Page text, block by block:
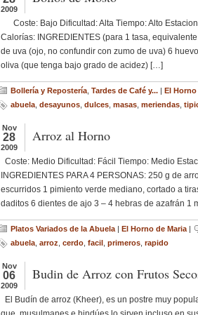
2009
Coste: Bajo Dificultad: Alta Tiempo: Alto
Calorías: INGREDIENTES (para 1 tasa,
de uva (ojo, no confundir con zumo de uva) 6
oliva (que tenga bajo grado de acidez) […]
Bollería y Repostería Tardes de Café y... | El Horno
abuela desayunos dulces masas meriendas
Nov
28
2009
Arroz al Horno
Coste: Medio Dificultad: Fácil Tiempo: Medio
INGREDIENTES PARA 4 PERSONAS: 250 g de
escurridos 1 pimiento verde mediano, cortado a
daditos 6 dientes de ajo 3 – 4 hebras de azafrán 1
Platos Variados de la Abuela | El Horno de Maria |
abuela arroz cerdo facil primeros rapido
Nov
06
2009
Budin de Arroz con Frutos
El Budín de arroz (Kheer), es un postre muy